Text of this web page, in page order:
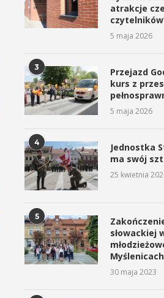
atrakcje
5 maja 2026
3
Przejazd
kurs z
5 maja 2026
4
Jednostka
ma swój
25 kwietnia
5
słowackiej
Myślenicach
30 maja 2023